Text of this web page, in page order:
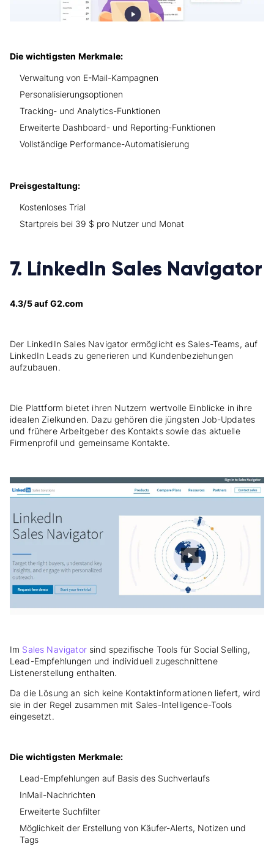
Die wichtigsten Merkmale:
Verwaltung von E-Mail-Kampagnen
Personalisierungsoptionen
Tracking- und Analytics-Funktionen
Erweiterte Dashboard- und Reporting-Funktionen
Vollständige Performance-Automatisierung
Preisgestaltung:
Kostenloses Trial
Startpreis bei 39 $ pro Nutzer und Monat
7. LinkedIn Sales Navigator
4.3/5 auf G2.com
Der LinkedIn Sales Navigator ermöglicht es Sales-Teams, auf
LinkedIn Leads zu generieren und Kundenbeziehungen
aufzubauen.
Die Plattform bietet ihren Nutzern wertvolle Einblicke in ihre
idealen Zielkunden. Dazu gehören die jüngsten Job-Updates
und frühere Arbeitgeber des Kontakts sowie das aktuelle
Firmenprofil und gemeinsame Kontakte.
Im Sales Navigatorsind spezifische Tools für Social Selling,
Lead-Empfehlungen und individuell zugeschnittene
Listenerstellung enthalten.
Da die Lösung an sich keine Kontaktinformationen liefert, wird
sie in der Regel zusammen mit Sales-Intelligence-Tools
eingesetzt.
Die wichtigsten Merkmale:
Lead-Empfehlungen auf Basis des Suchverlaufs
InMail-Nachrichten
Erweiterte Suchfilter
Möglichkeit der Erstellung von Käufer-Alerts, Notizen und
Tags